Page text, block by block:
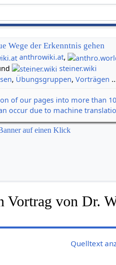
Wege der Erkenntnis gehen
anthrowiki.at,
steiner.wiki
, Übungsgruppen,Vorträgen
of our pages into more than
occur due to machine
auf einen Klick
Vortrag von Dr.
Quelltext